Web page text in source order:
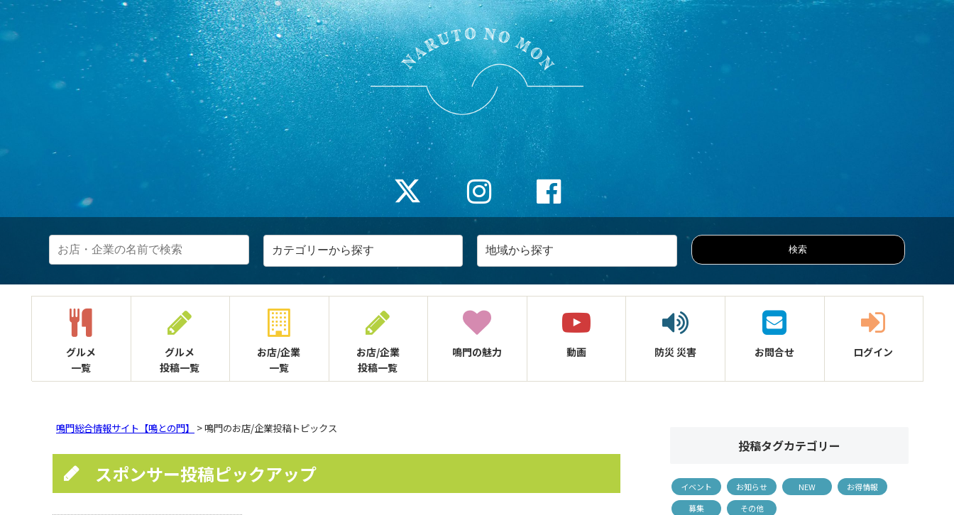
グルメ
一覧
グルメ
投稿一覧
お店/企業
一覧
お店/企業
投稿一覧
鳴門の魅力 動画 防災災害 お問合せ ログイン
鳴門総合情報サイト【鳴との門】 > 鳴門のお店/企業投稿トピックス
スポンサー投稿ピックアップ
投稿タグカテゴリー
イベント お知らせ NEW
お得情報
募集
その他